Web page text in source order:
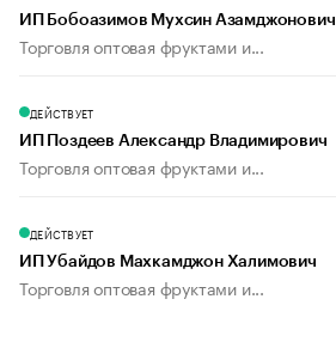
ИП Бобоазимов Мухсин Азамджонович
Торговля оптовая фруктами и...
ДЕЙСТВУЕТ
ИП Поздеев Александр Владимирович
Торговля оптовая фруктами и...
ДЕЙСТВУЕТ
ИП Убайдов Махкамджон Халимович
Торговля оптовая фруктами и...